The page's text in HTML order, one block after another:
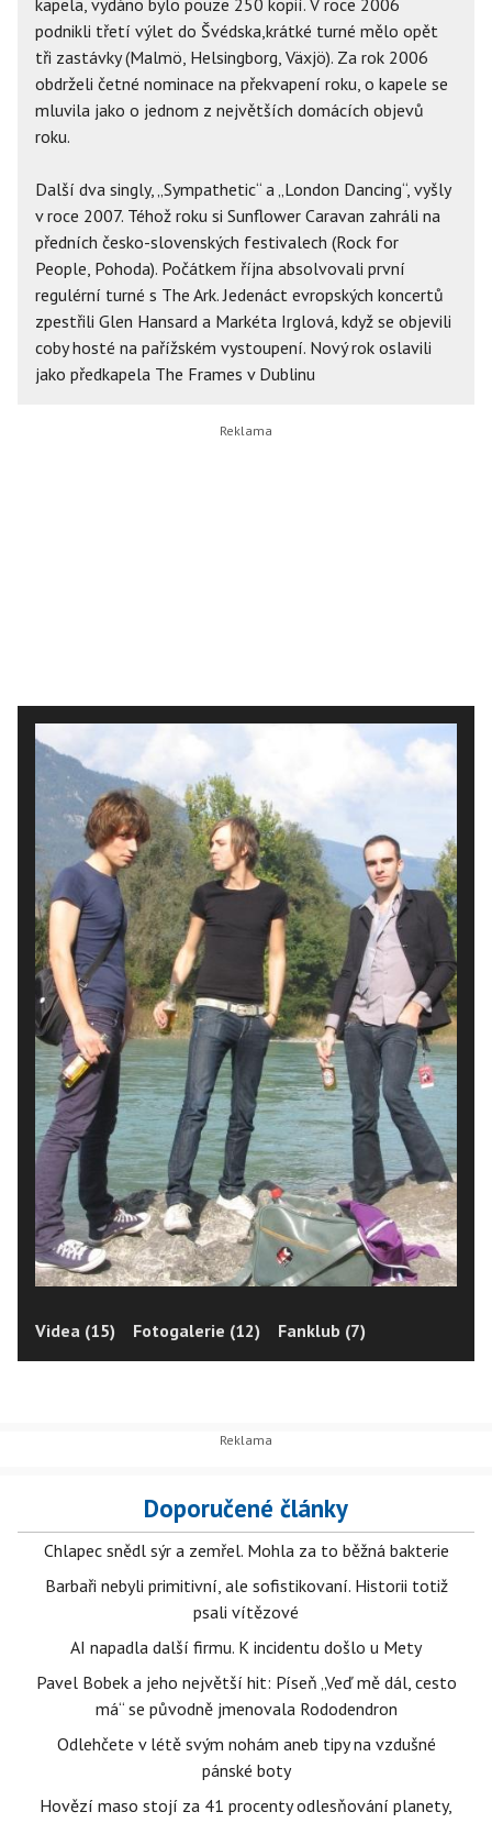
podnikli třetí výlet do Švédska,krátké turné mělo opět
tři zastávky (Malmö, Helsingborg, Växjö). Za rok 2006
obdrželi četné nominace na překvapení roku, o kapele se
mluvila jako o jednom z největších domácích objevů
roku.
Další dva singly, „Sympathetic“ a „London Dancing“, vyšly
v roce 2007. Téhož roku si Sunflower Caravan zahráli na
předních česko-slovenských festivalech (Rock for
People, Pohoda). Počátkem října absolvovali první
regulérní turné s The Ark. Jedenáct evropských koncertů
zpestřili Glen Hansard a Markéta Irglová, když se objevili
coby hosté na pařížském vystoupení. Nový rok oslavili
jako předkapela The Frames v Dublinu
Videa (15) Fotogalerie (12) Fanklub (7)
Doporučené články
Chlapec snědl sýr a zemřel. Mohla za to běžná bakterie
Barbaři nebyli primitivní, ale sofistikovaní. Historii totiž
psali vítězové
AI napadla další firmu. K incidentu došlo u Mety
Pavel Bobek a jeho největší hit: Píseň „Veď mě dál, cesto
má“ se původně jmenovala Rododendron
Odlehčete v létě svým nohám aneb tipy na vzdušné
pánské boty
Hovězí maso stojí za 41 procenty odlesňování planety,